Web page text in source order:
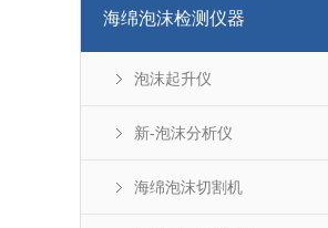
海绵泡沫检测仪器
泡沫起升仪
新-泡沫分析仪
海绵泡沫切割机